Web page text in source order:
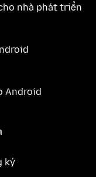
nhà phát triển
Android
ký